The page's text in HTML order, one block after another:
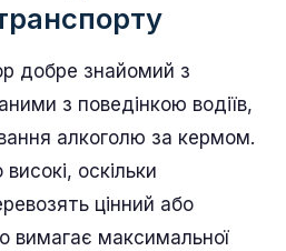
добре знайомий з
з поведінкою водіїв,
алкоголю за кермом.
оскільки
цінний або
максимальної